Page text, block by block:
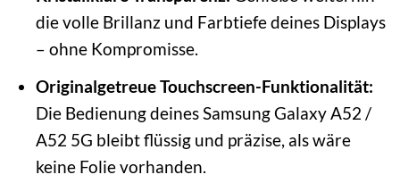
die volle Brillanz und Farbtiefe deines Displays
– ohne Kompromisse.
Originalgetreue Touchscreen-Funktionalität:
Die Bedienung deines Samsung Galaxy A52 /
A52 5G bleibt flüssig und präzise, als wäre
keine Folie vorhanden.